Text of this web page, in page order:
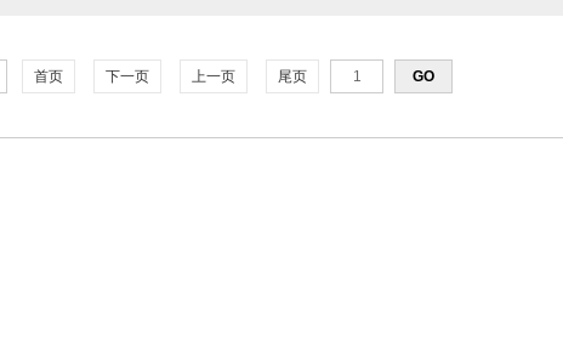
首页 下一页 上一页 尾页